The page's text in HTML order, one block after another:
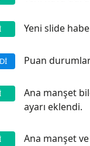
Yeni slide
Puan
Ana manşet
ayarı eklendi.
Ana manşet